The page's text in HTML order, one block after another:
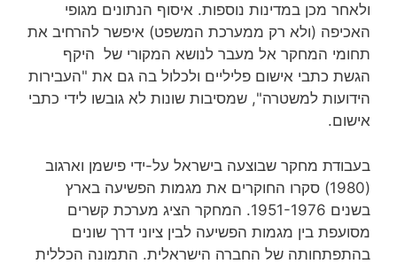
ולאחר מכן במדינות נוספות. איסוף הנתונים מגופי
האכיפה (ולא רק ממערכת המשפט) איפשר להרחיב את
תחומי המחקר אל מעבר לנושא המקורי של היקף
הגשת כתבי אישום פליליים ולכלול בה גם את "העבירות
הידועות למשטרה", שמסיבות שונות לא גובשו לידי כתבי
אישום.
בעבודת מחקר שבוצעה בישראל על-ידי פישמן וארגוב
(1980) סקרו החוקרים את מגמות הפשיעה בארץ
בשנים 1951-1976. המחקר הציג מערכת קשרים
מסועפת בין מגמות הפשיעה לבין ציוני דרך שונים
בהתפתחותה של החברה הישראלית. התמונה הכללית